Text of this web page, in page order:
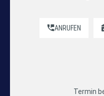
ANRUFEN
Termin